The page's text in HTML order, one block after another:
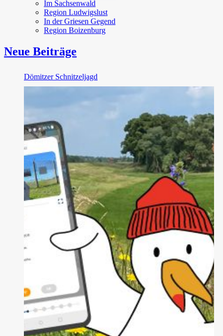
Im Sachsenwald
Region Ludwigslust
In der Griesen Gegend
Region Boizenburg
Neue Beiträge
Dömitzer Schnitzeljagd